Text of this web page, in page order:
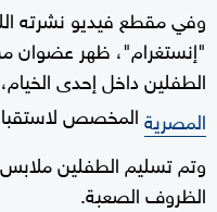
وفي مقطع فيديو نشرته
"إنستغرام"، ظهر عضوان من
الطفلين داخل إحدى
المصريةالمخصص
وتم تسليم الطفلين
الظروف الصعبة.